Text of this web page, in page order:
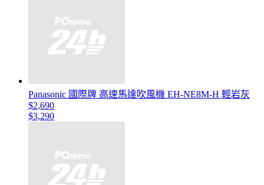
Panasonic 國際牌 高速馬達吹風機 EH-NE8M-H 輕岩灰
$2,690
$3,290